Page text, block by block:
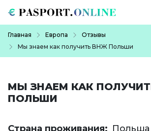
Главная Европа
Отзывы
Мы знаем как получить ВНЖ Польши
МЫ ЗНАЕМ КАК
ПОЛЬШИ
Страна проживания Польша